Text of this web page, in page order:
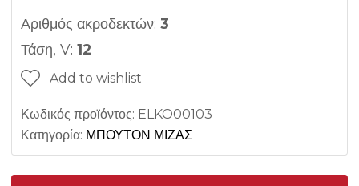
Αριθμός ακροδεκτών: 3
Τάση, V: 12
Add to wishlist
Κωδικός προϊόντος: ELKO00103
Κατηγορία: ΜΠΟΥΤΟΝ ΜΙΖΑΣ